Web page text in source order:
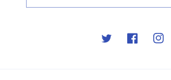
TwitterFacebook